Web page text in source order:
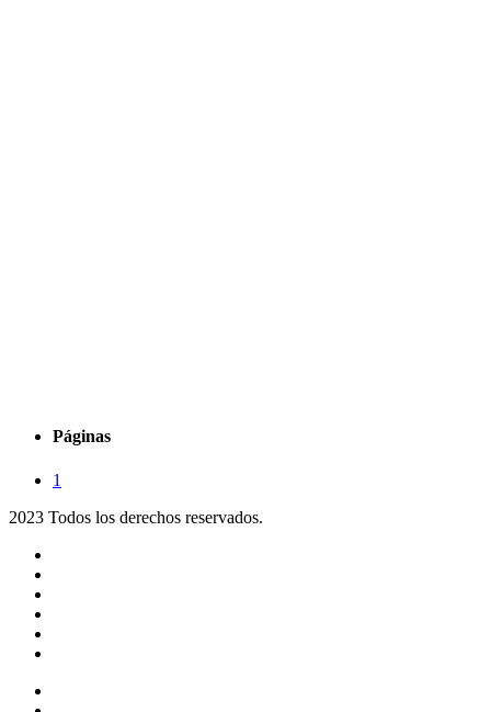
Páginas
1
2023 Todos los derechos reservados.